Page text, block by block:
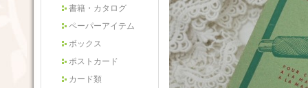
書籍・カタログ
ペーパーアイテム
ボックス
ポストカード
カード類